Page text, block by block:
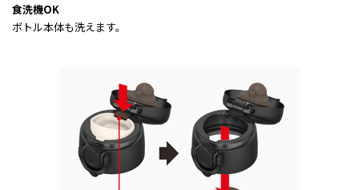
食洗機OK
ボトル本体も洗えます。